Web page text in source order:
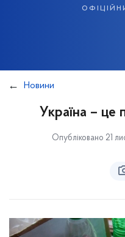
Новини
Україна – це
Опубліковано 21